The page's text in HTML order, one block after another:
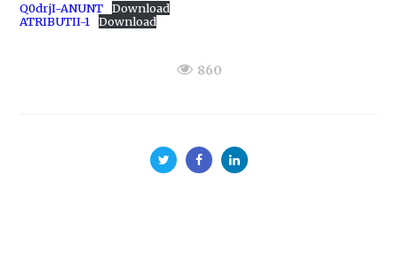
Q0drjI-ANUNT
Download
ATRIBUTII-1
Download
860